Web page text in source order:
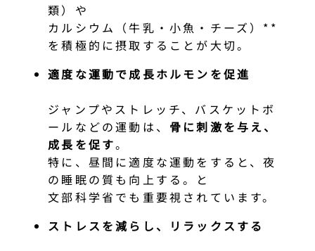
類）や
カルシウム（牛乳・小魚・チーズ）**
を積極的に摂取することが大切。
適度な運動で成長ホルモンを促進
ジャンプやストレッチ、バスケットボ
ールなどの運動は、 骨に刺激を与え、
成長を促す。
特に、昼間に適度な運動をすると、夜
の睡眠の質も向上する。と
文部科学省でも重要視されています。
ストレスを減らし、リラックスする